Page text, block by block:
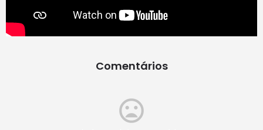
Comentários